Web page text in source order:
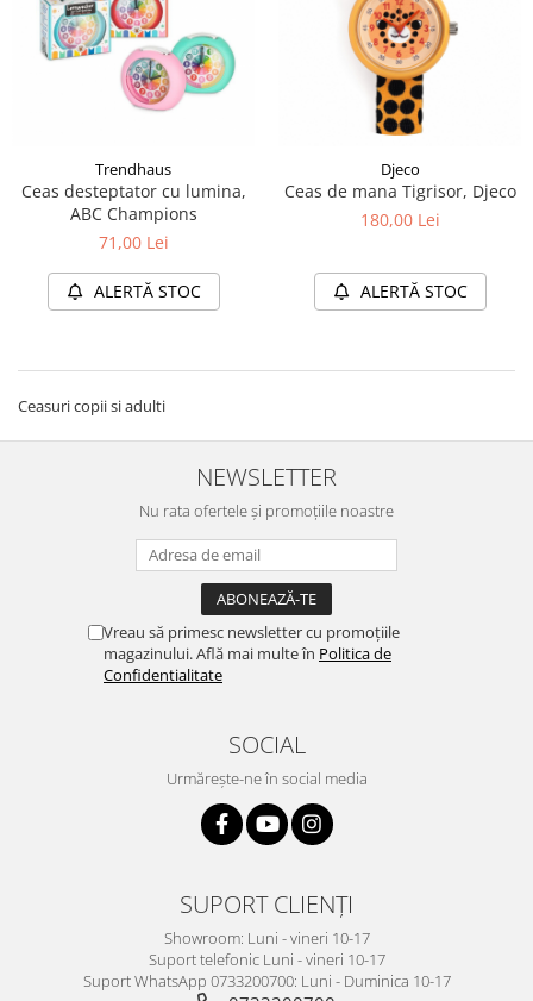
Trendhaus
Ceas desteptator cu lumina,
ABC Champions
71,00 Lei
ALERTĂ STOC
Djeco
Ceas de mana Tigrisor, Djeco
180,00 Lei
ALERTĂ STOC
Ceasuri copii si adulti
NEWSLETTER
Nu rata ofertele și promoțiile noastre
Vreau să primesc newsletter cu promoțiile
magazinului. Află mai multe în Politica de
Confidentialitate
SOCIAL
Urmărește-ne în social media
SUPORT CLIENȚI
Showroom: Luni - vineri 10-17
Suport telefonic Luni - vineri 10-17
Suport WhatsApp 0733200700: Luni - Duminica 10-17